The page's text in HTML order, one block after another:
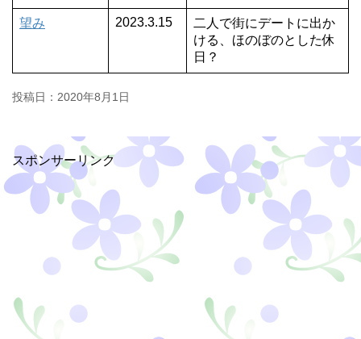
望み 2023.3.15
二人で街にデートに出か
ける、ほのぼのとした休
日？
投稿日： 2020年8月1日
スポンサーリンク